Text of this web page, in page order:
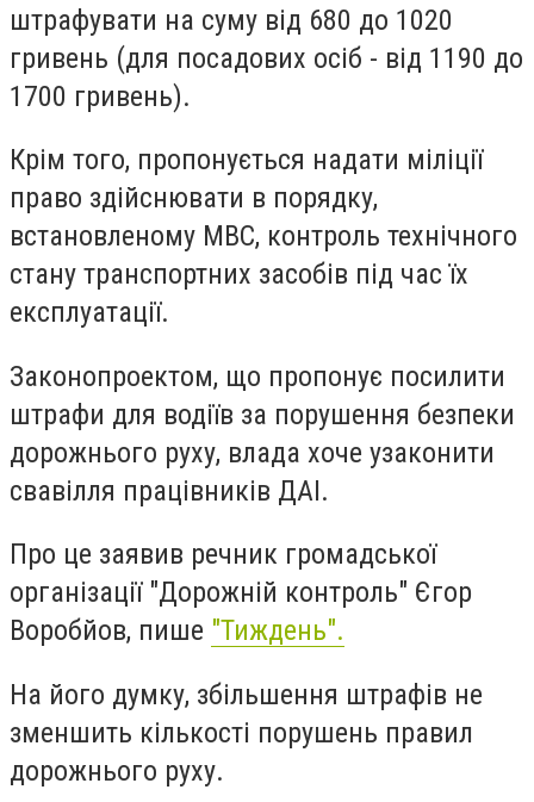
штрафувати на суму від 680 до 1020
гривень (для посадових осіб - від 1190 до
1700 гривень).
Крім того, пропонується надати міліції
право здійснювати в порядку,
встановленому МВС, контроль технічного
стану транспортних засобів під час їх
експлуатації.
Законопроектом, що пропонує посилити
штрафи для водіїв за порушення безпеки
дорожнього руху, влада хоче узаконити
свавілля працівників ДАІ.
Про це заявив речник громадської
організації "Дорожній контроль" Єгор
Воробйов, пише "Тиждень".
На його думку, збільшення штрафів не
зменшить кількості порушень правил
дорожнього руху.